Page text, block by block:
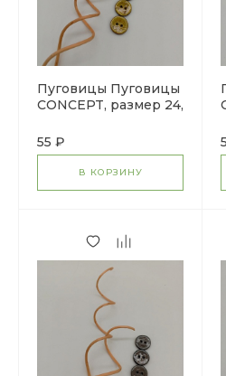
Пуговицы Пуговицы
CONCEPT, размер 24,
желто-зеленый
55 ₽
В КОРЗИНУ